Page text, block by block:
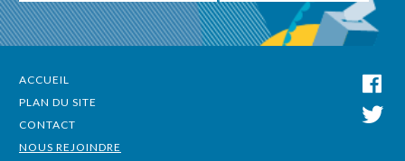
ACCUEIL
PLAN DU SITE
CONTACT
NOUS REJOINDRE